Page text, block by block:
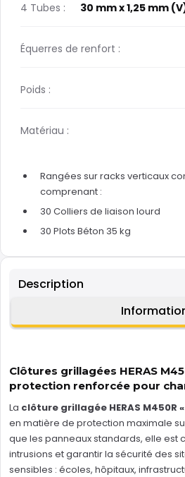
Description
Clôtures grillagées HERAS
protection renforcée pour
La clôture grillagée HERAS M450R
en matière de protection maximale
que les panneaux standards, elle est
intrusions et garantir la sécurité des
sensibles : écoles, hôpitaux,
4 Tubes : 30 mm x 1,25 mm
Équerres de renfort :
Poids :
Matériau :
Rangées sur racks verticaux
comprenant :
30 Colliers de liaison lourd
30 Plots Béton 35 kg